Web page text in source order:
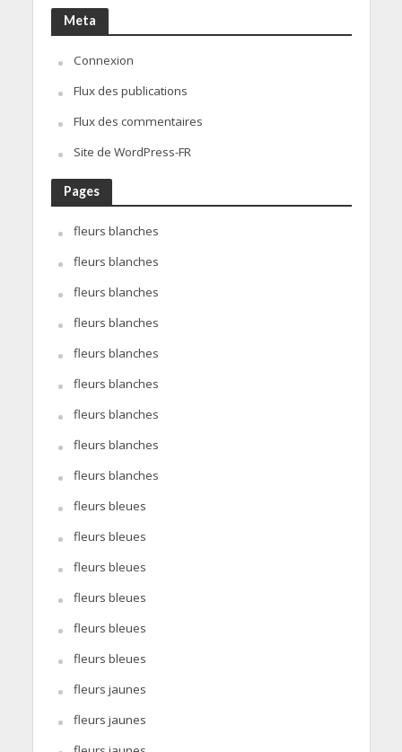
Meta
Connexion
Flux des publications
Flux des commentaires
Site de WordPress-FR
Pages
fleurs blanches
fleurs blanches
fleurs blanches
fleurs blanches
fleurs blanches
fleurs blanches
fleurs blanches
fleurs blanches
fleurs blanches
fleurs bleues
fleurs bleues
fleurs bleues
fleurs bleues
fleurs bleues
fleurs bleues
fleurs jaunes
fleurs jaunes